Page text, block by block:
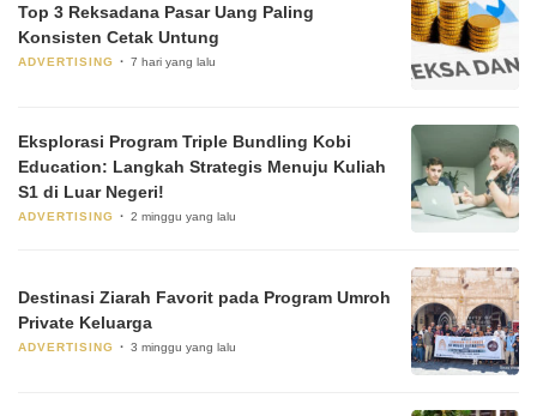
Top 3 Reksadana Pasar Uang Paling
Konsisten Cetak Untung
ADVERTISING 7 hari yang lalu
Eksplorasi Program Triple Bundling Kobi
Education: Langkah Strategis Menuju Kuliah
S1 di Luar Negeri!
ADVERTISING 2 minggu yang lalu
Destinasi Ziarah Favorit pada Program Umroh
Private Keluarga
ADVERTISING 3 minggu yang lalu